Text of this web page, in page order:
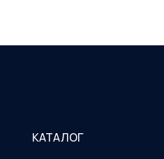
КАТАЛОГ